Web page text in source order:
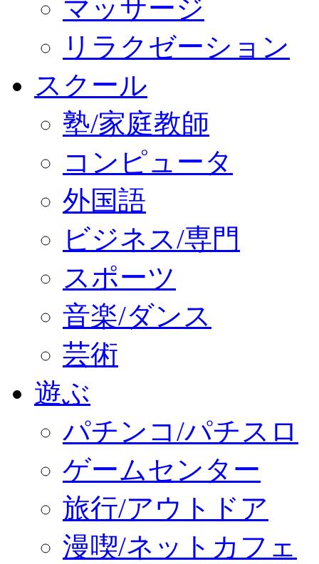
マッサージ
リラクゼーション
スクール
塾/家庭教師
コンピュータ
外国語
ビジネス/専門
スポーツ
音楽/ダンス
芸術
遊ぶ
パチンコ/パチスロ
ゲームセンター
旅行/アウトドア
漫喫/ネットカフェ